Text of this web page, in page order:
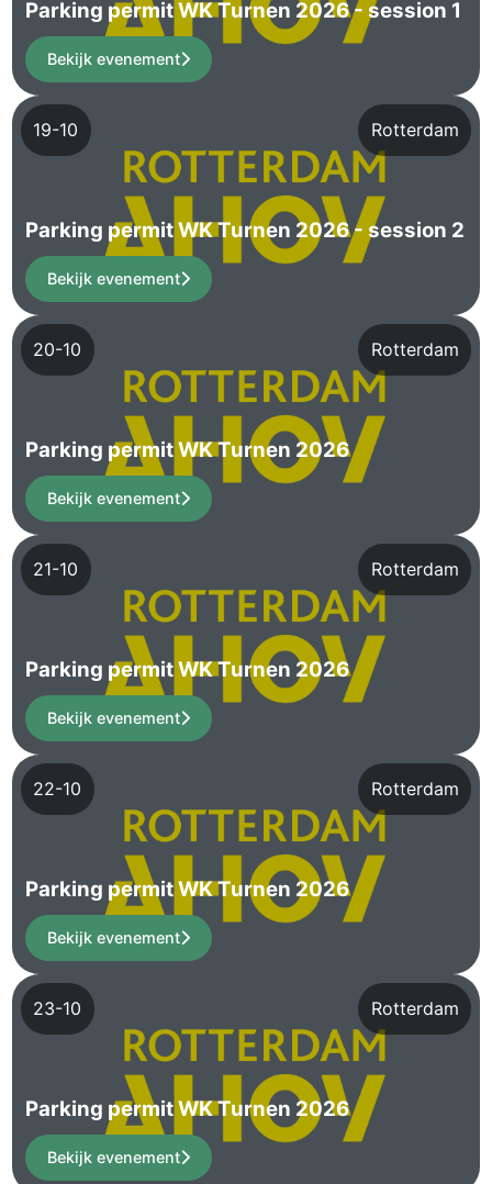
Parking permit WK Turnen 2026 - session 1
Bekijk evenement
Rotterdam
19-10
Parking permit WK Turnen 2026 - session 2
Bekijk evenement
Rotterdam
20-10
Parking permit WK Turnen 2026
Bekijk evenement
Rotterdam
21-10
Parking permit WK Turnen 2026
Bekijk evenement
Rotterdam
22-10
Parking permit WK Turnen 2026
Bekijk evenement
Rotterdam
23-10
Parking permit WK Turnen 2026
Bekijk evenement